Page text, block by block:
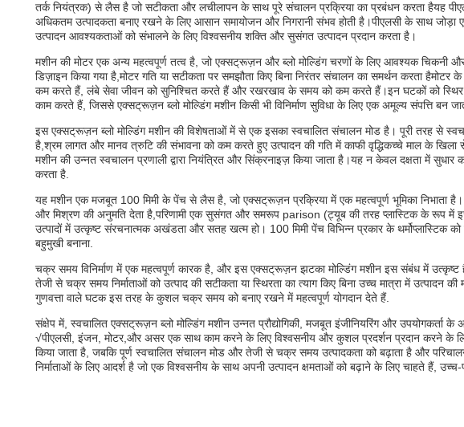
तर्क नियंत्रक) से लैस है जो सटीकता और लचीलापन के साथ पूरे संचालन प्रक्रिया का प्रबंधन करता हैयह
अधिकतम उत्पादकता बनाए रखने के लिए आसान समायोजन और निगरानी संभव होती है।पीएलसी के साथ जोड़ा
उत्पादन आवश्यकताओं को संभालने के लिए विश्वसनीय शक्ति और सुसंगत उत्पादन प्रदान करता है।
मशीन की मोटर एक अन्य महत्वपूर्ण तत्व है, जो एक्सट्रूज़न और ब्लो मोल्डिंग चरणों के लिए आवश्यक चिकनी
डिज़ाइन किया गया है,मोटर गति या सटीकता पर समझौता किए बिना निरंतर संचालन का समर्थन करता
कम करते हैं, लंबे सेवा जीवन को सुनिश्चित करते हैं और रखरखाव के समय को कम करते हैं।इन घटकों को
काम करते हैं, जिससे एक्सट्रूज़न ब्लो मोल्डिंग मशीन किसी भी विनिर्माण सुविधा के लिए एक अमूल्य संपत्ति बन
इस एक्सट्रूज़न ब्लो मोल्डिंग मशीन की विशेषताओं में से एक इसका स्वचालित संचालन मोड है। पूरी तरह से
है,श्रम लागत और मानव त्रुटि की संभावना को कम करते हुए उत्पादन की गति में काफी वृद्धिकच्चे माल के
मशीन की उन्नत स्वचालन प्रणाली द्वारा नियंत्रित और सिंक्रनाइज़ किया जाता है।यह न केवल दक्षता में
करता है.
यह मशीन एक मजबूत 100 मिमी के पेंच से लैस है, जो एक्सट्रूज़न प्रक्रिया में एक महत्वपूर्ण भूमिका निभाता
और मिश्रण की अनुमति देता है,परिणामी एक सुसंगत और समरूप parison (ट्यूब की तरह प्लास्टिक के रूप में
उत्पादों में उत्कृष्ट संरचनात्मक अखंडता और सतह खत्म हो। 100 मिमी पेंच विभिन्न प्रकार के थर्मोप्लास्टिक
बहुमुखी बनाना.
चक्र समय विनिर्माण में एक महत्वपूर्ण कारक है, और इस एक्सट्रूज़न झटका मोल्डिंग मशीन इस संबंध में
तेजी से चक्र समय निर्माताओं को उत्पाद की सटीकता या स्थिरता का त्याग किए बिना उच्च मात्रा में उत्पादन
गुणवत्ता वाले घटक इस तरह के कुशल चक्र समय को बनाए रखने में महत्वपूर्ण योगदान देते हैं.
संक्षेप में, स्वचालित एक्सट्रूज़न ब्लो मोल्डिंग मशीन उन्नत प्रौद्योगिकी, मजबूत इंजीनियरिंग और
√पीएलसी, इंजन, मोटर,और असर एक साथ काम करने के लिए विश्वसनीय और कुशल प्रदर्शन प्रदान करने के
किया जाता है, जबकि पूर्ण स्वचालित संचालन मोड और तेजी से चक्र समय उत्पादकता को बढ़ाता है और
निर्माताओं के लिए आदर्श है जो एक विश्वसनीय के साथ अपनी उत्पादन क्षमताओं को बढ़ाने के लिए चाहते हैं, उच्च-